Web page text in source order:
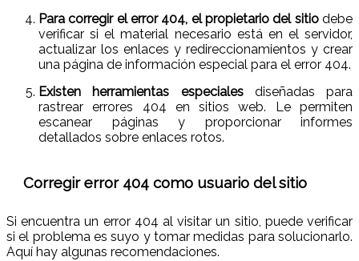
Para corregir el error 404, el propietario del sitiodebe
verificar si el material necesario está en el servidor,
actualizar los enlaces y redireccionamientos y crear
una página de información especial para el error 404.
Existen herramientas especialesdiseñadas para
rastrear errores 404 en sitios web. Le permiten
escanear páginas y proporcionar informes
detallados sobre enlaces rotos.
Corregir error 404 como usuario del sitio
Si encuentra un error 404 al visitar un sitio, puede verificar
si el problema es suyo y tomar medidas para solucionarlo.
Aquí hay algunas recomendaciones.